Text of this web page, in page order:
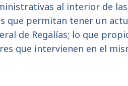
al interior de
que permitan tener un
de Regalías; lo que
que intervienen en el